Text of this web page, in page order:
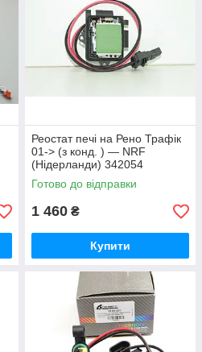
Реостат печі на Рено Трафік
01-> (з конд. ) — NRF
(Нідерланди) 342054
Готово до відправки
1 460 ₴
Купити